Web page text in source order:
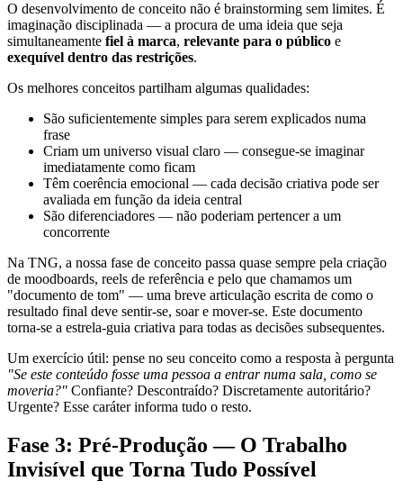
O desenvolvimento de conceito não é brainstorming sem limites. É
imaginação disciplinada — a procura de uma ideia que seja
simultaneamente fiel à marca, relevante para o público e
exequível dentro das restrições.
Os melhores conceitos partilham algumas qualidades:
São suficientemente simples para serem explicados numa
frase
Criam um universo visual claro — consegue-se imaginar
imediatamente como ficam
Têm coerência emocional — cada decisão criativa pode ser
avaliada em função da ideia central
São diferenciadores — não poderiam pertencer a um
concorrente
Na TNG, a nossa fase de conceito passa quase sempre pela criação
de moodboards, reels de referência e pelo que chamamos um
"documento de tom" — uma breve articulação escrita de como o
resultado final deve sentir-se, soar e mover-se. Este documento
torna-se a estrela-guia criativa para todas as decisões subsequentes.
Um exercício útil: pense no seu conceito como a resposta à pergunta
"Se este conteúdo fosse uma pessoa a entrar numa sala, como se
moveria?" Confiante? Descontraído? Discretamente autoritário?
Urgente? Esse caráter informa tudo o resto.
Fase 3: Pré-Produção — O Trabalho
Invisível que Torna Tudo Possível